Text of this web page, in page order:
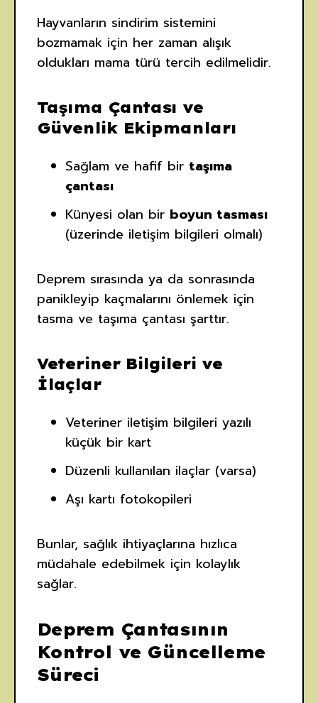
Hayvanların sindirim sistemini
bozmamak için her zaman alışık
oldukları mama türü tercih edilmelidir.
Taşıma Çantası ve
Güvenlik Ekipmanları
Sağlam ve hafif bir taşıma
çantası
Künyesi olan bir boyun tasması
(üzerinde iletişim bilgileri olmalı)
Deprem sırasında ya da sonrasında
panikleyip kaçmalarını önlemek için
tasma ve taşıma çantası şarttır.
Veteriner Bilgileri ve
İlaçlar
Veteriner iletişim bilgileri yazılı
küçük bir kart
Düzenli kullanılan ilaçlar (varsa)
Aşı kartı fotokopileri
Bunlar, sağlık ihtiyaçlarına hızlıca
müdahale edebilmek için kolaylık
sağlar.
Deprem Çantasının
Kontrol ve Güncelleme
Süreci